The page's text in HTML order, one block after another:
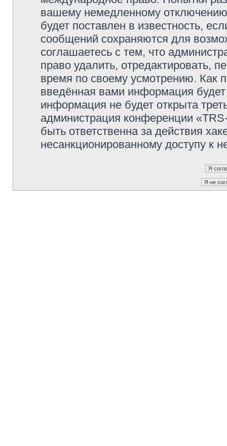
вашему немедленному
будет поставлен в известность,
сообщений сохраняются для
соглашаетесь с тем, что
право удалить, отредактировать,
время по своему усмотрению. Как
введённая вами информация
информация не будет открыта
администрация конференции
быть ответственна за действия
несанкционированному доступу к